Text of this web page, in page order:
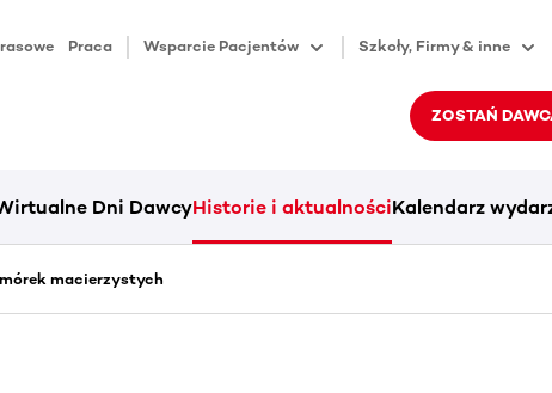
Praca Wsparcie Pacjentów Szkoły, Firmy & inne
ZOSTAŃ
Dni DawcyHistorie i aktualnościKalendarz
macierzystych